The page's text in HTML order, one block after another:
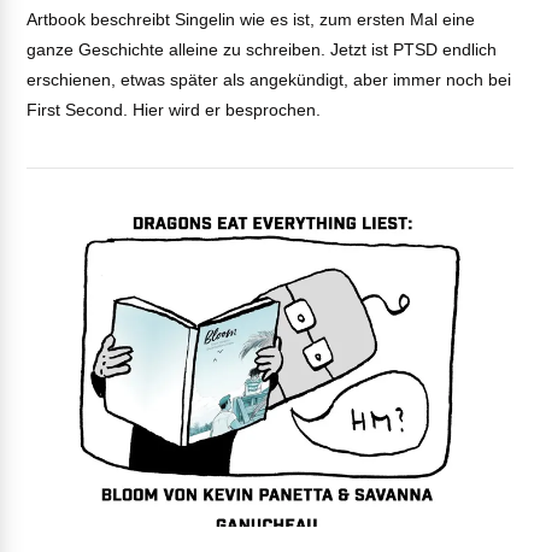
VIEW POST
Artbook beschreibt Singelin wie es ist, zum ersten Mal eine
ganze Geschichte alleine zu schreiben. Jetzt ist PTSD endlich
erschienen, etwas später als angekündigt, aber immer noch bei
First Second. Hier wird er besprochen.